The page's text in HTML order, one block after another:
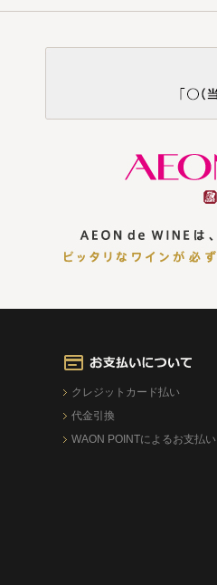
クレジットカード払い
代金引換
WAON POINTによるお支払い